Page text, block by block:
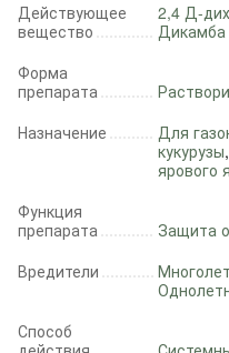
Действующее
вещество
2,4 Д-
Дикамба
Форма
препарата
Назначение
Для
кукурузы,
ярового
Функция
препарата
Защита
Вредители
Способ